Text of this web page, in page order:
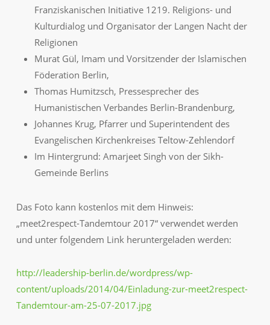
Franziskanischen Initiative 1219. Religions- und
Kulturdialog und Organisator der Langen Nacht der
Religionen
Murat Gül, Imam und Vorsitzender der Islamischen
Föderation Berlin,
Thomas Humitzsch, Pressesprecher des
Humanistischen Verbandes Berlin-Brandenburg,
Johannes Krug, Pfarrer und Superintendent des
Evangelischen Kirchenkreises Teltow-Zehlendorf
Im Hintergrund: Amarjeet Singh von der Sikh-
Gemeinde Berlins
Das Foto kann kostenlos mit dem Hinweis:
„meet2respect-Tandemtour 2017“ verwendet werden
und unter folgendem Link heruntergeladen werden:
http://leadership-berlin.de/wordpress/wp-
content/uploads/2014/04/Einladung-zur-meet2respect-
Tandemtour-am-25-07-2017.jpg